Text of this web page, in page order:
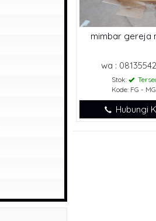
mimbar gereja
wa :
Stok:
Kode: FG -
Hubungi